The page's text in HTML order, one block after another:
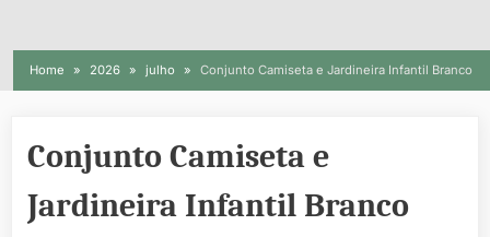
Home 2026 julho Conjunto Camiseta e Jardineira Infantil Branco
Conjunto Camiseta e
Jardineira Infantil Branco